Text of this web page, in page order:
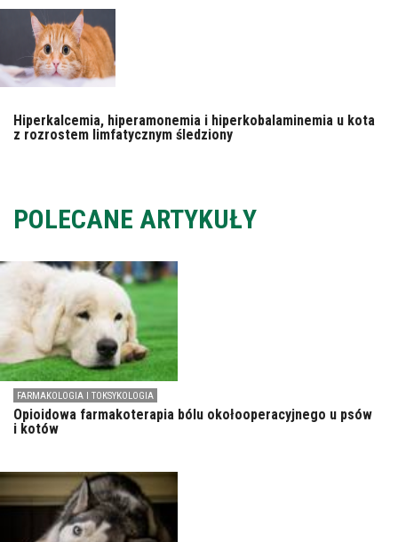
Hiperkalcemia, hiperamonemia i hiperkobalaminemia u kota
z rozrostem limfatycznym śledziony
POLECANE ARTYKUŁY
FARMAKOLOGIA I TOKSYKOLOGIA
Opioidowa farmakoterapia bólu okołooperacyjnego u psów
i kotów